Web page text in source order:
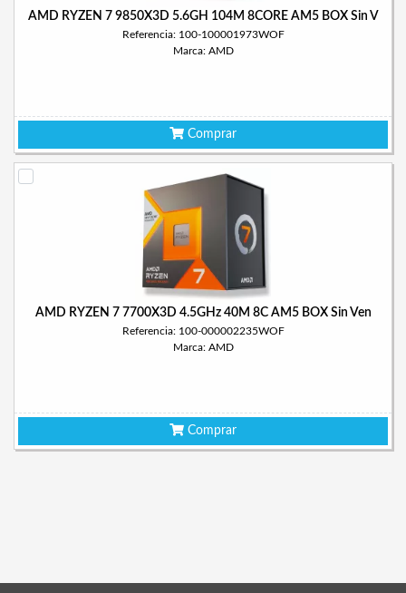
AMD RYZEN 7 9850X3D 5.6GH 104M 8CORE AM5 BOX Sin V
Referencia: 100-100001973WOF
Marca: AMD
Comprar
AMD RYZEN 7 7700X3D 4.5GHz 40M 8C AM5 BOX Sin Ven
Referencia: 100-000002235WOF
Marca: AMD
Comprar